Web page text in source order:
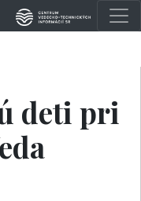
deti pri